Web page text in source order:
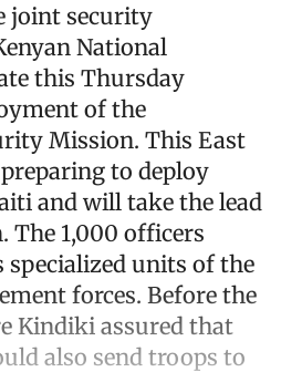
joint security
National
this Thursday
of the
Mission. This East
to deploy
and will take the lead
The 1,000 officers
units of the
forces. Before the
Kindiki assured that
also send troops to